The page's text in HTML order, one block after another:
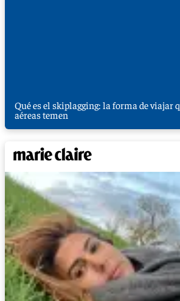
Qué es el skiplagging: la forma de viajar
aéreas temen